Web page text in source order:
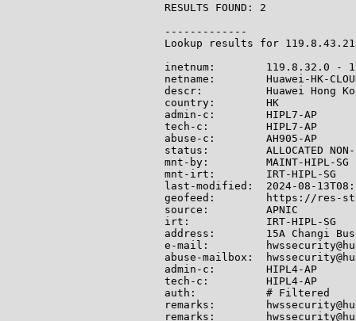
RESULTS FOUND: 2
-------------
Lookup results for
inetnum:        119.8.32.0 -
netname:        Huawei-HK-
descr:          Huawei Hong
country:        HK
admin-c:        HIPL7-AP
tech-c:         HIPL7-AP
abuse-c:        AH905-AP
status:         ALLOCATED NON-
mnt-by:         MAINT-HIPL-SG
mnt-irt:        IRT-HIPL-SG
last-modified:  2024-08-
geofeed:        https://res-
source:         APNIC
irt:            IRT-HIPL-SG
address:        15A Changi
e-mail:
abuse-mailbox:
admin-c:        HIPL4-AP
tech-c:         HIPL4-AP
auth:           # Filtered
remarks:
remarks: